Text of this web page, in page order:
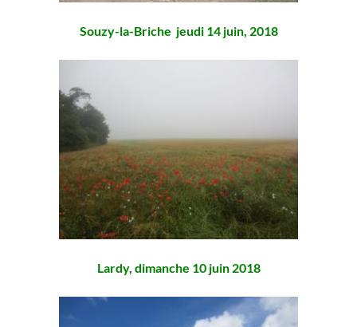
Souzy-la-Briche jeudi 14 juin, 2018
Lardy, dimanche 10 juin 2018